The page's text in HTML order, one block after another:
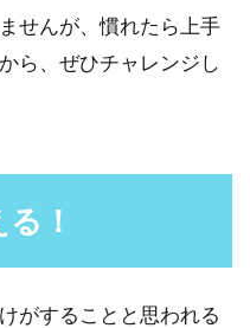
せんが、慣れたら上手
ら、ぜひチャレンジし
！
がすることと思われる